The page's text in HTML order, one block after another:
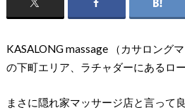
KASALONG massage （カサロング
の下町エリア、ラチャダーにあるロ
まさに隠れ家マッサージ店と言って